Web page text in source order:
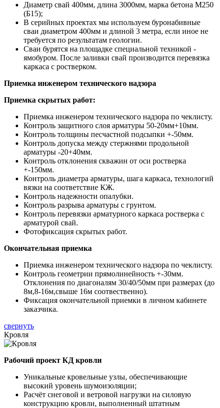
Диаметр свай 400мм, длина 3000мм, марка бетона М250
(Б15);
В серийных проектах мы используем буронабивные
сваи диаметром 400мм и длиной 3 метра, если иное не
требуется по результатам геологии.
Сваи бурятся на площадке специальной техникой -
ямобуром. После заливки свай производится перевязка
каркаса с ростверком.
Приемка инженером технического надзора
Приемка скрытых работ:
Приемка инженером технического надзора по чеклисту.
Контроль защитного слоя арматуры 50-20мм+10мм.
Контроль толщины песчастной подсыпки +-50мм.
Контроль допуска между стержнями продольной
арматуры -20+40мм.
Контроль отклонения скважин от оси ростверка
+-150мм.
Контроль диаметра арматуры, шага каркаса, технологий
вязки на соответствие КЖ.
Контроль надежности опалубки.
Контроль разрыва арматуры с грунтом.
Контроль перевязки арматурного каркаса ростверка с
арматурой свай.
Фотофиксация скрытых работ.
Окончательная приемка
Приемка инженером технического надзора по чеклисту.
Контроль геометрии прямолинейность +-30мм.
Отклонения по диагоналям 30/40/50мм при размерах (до
8м,8-16м,свыше 16м соотвественно).
Фиксация окончательной приемки в личном кабинете
заказчика.
свернуть
Кровля
Рабочий проект КД кровли
Уникальные кровельные узлы, обеспечивающие
высокий уровень шумоизоляции;
Расчёт снеговой и ветровой нагрузки на силовую
конструкцию кровли, выполненный штатным